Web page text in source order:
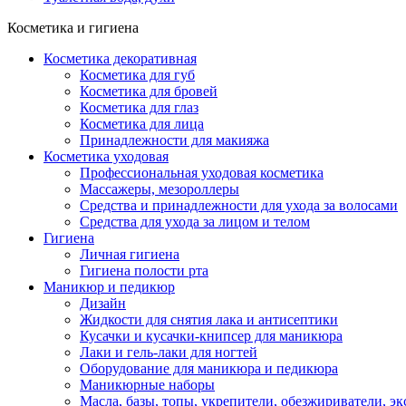
Косметика и гигиена
Косметика декоративная
Косметика для губ
Косметика для бровей
Косметика для глаз
Косметика для лица
Принадлежности для макияжа
Косметика уходовая
Профессиональная уходовая косметика
Массажеры, мезороллеры
Средства и принадлежности для ухода за волосами
Средства для ухода за лицом и телом
Гигиена
Личная гигиена
Гигиена полости рта
Маникюр и педикюр
Дизайн
Жидкости для снятия лака и антисептики
Кусачки и кусачки-книпсер для маникюра
Лаки и гель-лаки для ногтей
Оборудование для маникюра и педикюра
Маникюрные наборы
Масла, базы, топы, укрепители, обезжириватели,